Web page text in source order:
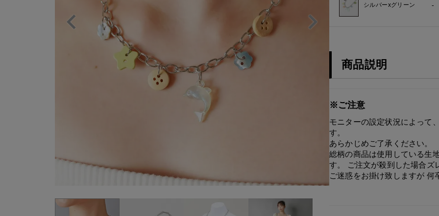
シルバーxグリーン -
商品説明
※ご注意
モニターの設定状況によって
す。
あらかじめご了承ください。
総柄の商品は使用している生
す。 ご注文が殺到した場合ズ
ご迷惑をお掛け致しますが 何